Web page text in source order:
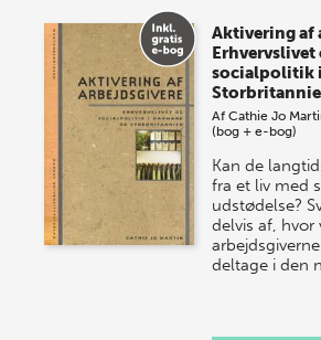
Aktivering af
Erhvervslivet
socialpolitik
AfCathie Jo
(bog + e-bog)
Kan de
fra et liv med
udstødelse?
delvis af, hvor
deltage i den